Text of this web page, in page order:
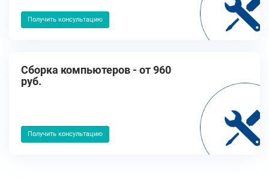
Получить консультацию
Сборка компьютеров - от 960
руб.
Получить консультацию